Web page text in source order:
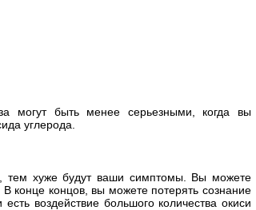
могут быть менее серьезными, когда вы
углерода.
тем хуже будут ваши симптомы. Вы можете
конце концов, вы можете потерять сознание
воздействие большого количества окиси